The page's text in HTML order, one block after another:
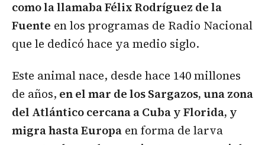
como la llamaba Félix Rodríguez de la
Fuente en los programas de Radio Nacional
que le dedicó hace ya medio siglo.
Este animal nace, desde hace 140 millones
de años, en el mar de los Sargazos, una zona
del Atlántico cercana a Cuba y Florida, y
migra hasta Europa en forma de larva